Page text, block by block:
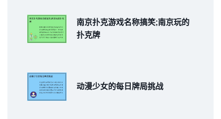
南京扑克游戏名称搞笑;南京玩的
扑克牌
动漫少女的每日牌局挑战